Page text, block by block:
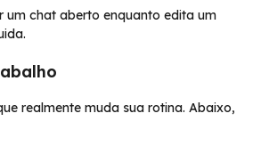
um chat aberto enquanto edita um
realmente muda sua rotina. Abaixo,